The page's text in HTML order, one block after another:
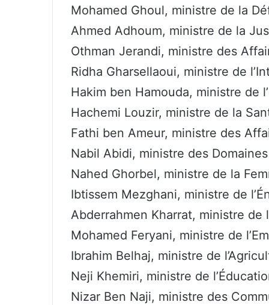
Mohamed Ghoul, ministre de la
Ahmed Adhoum, ministre de la
Othman Jerandi, ministre des
Ridha Gharsellaoui, ministre de
Hakim ben Hamouda, ministre de
Hachemi Louzir, ministre de la
Fathi ben Ameur, ministre des
Nabil Abidi, ministre des
Nahed Ghorbel, ministre de la
Ibtissem Mezghani, ministre de
Abderrahmen Kharrat, ministre
Mohamed Feryani, ministre de
Ibrahim Belhaj, ministre de
Neji Khemiri, ministre de
Nizar Ben Naji, ministre des